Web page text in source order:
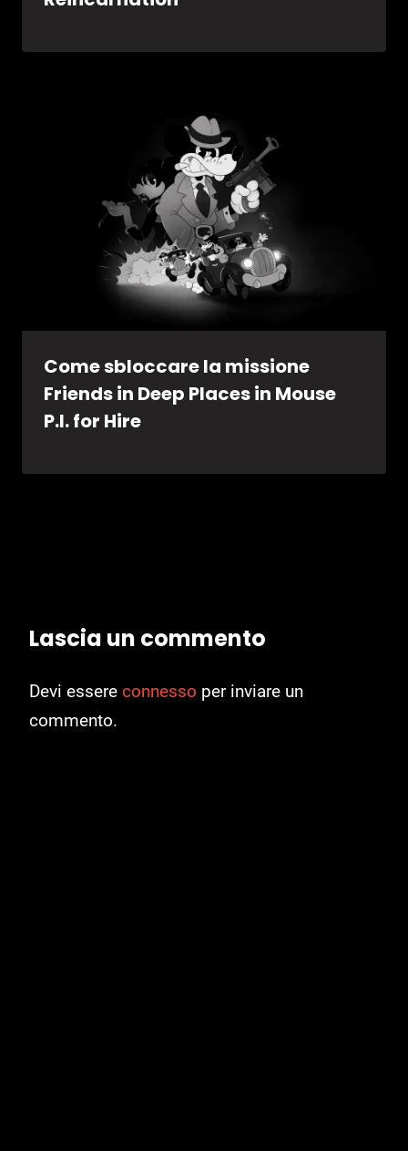
Come sbloccare la missione
Friends in Deep Places in Mouse
P.I. for Hire
Lascia un commento
Devi essere connesso per inviare un
commento.